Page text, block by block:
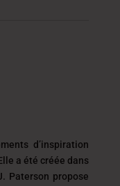
d’inspiration
a été créée dans
Paterson propose